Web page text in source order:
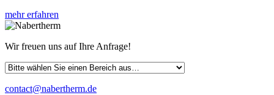
mehr erfahren
Wir freuen uns auf Ihre Anfrage!
contact@nabertherm.de